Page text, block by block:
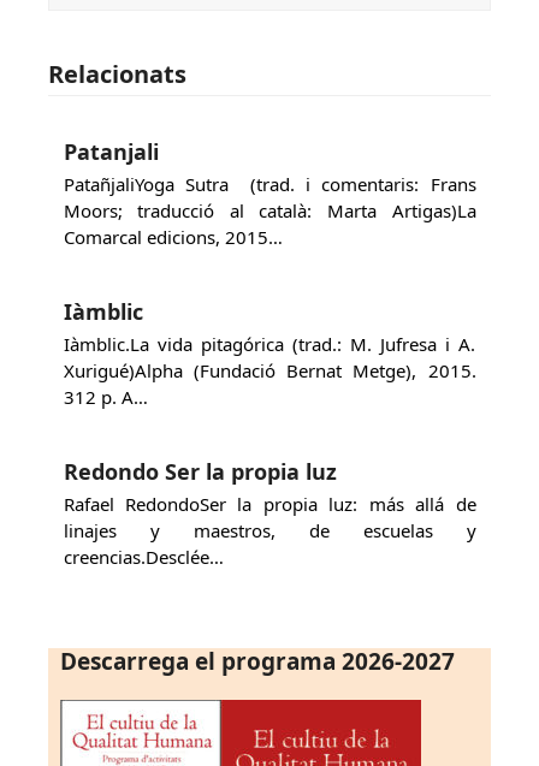
Relacionats
Patanjali
PatañjaliYoga Sutra (trad. i comentaris: Frans
Moors; traducció al català: Marta Artigas)La
Comarcal edicions, 2015…
Iàmblic
Iàmblic.La vida pitagórica (trad.: M. Jufresa i A.
Xurigué)Alpha (Fundació Bernat Metge), 2015.
312 p. A…
Redondo Ser la propia luz
Rafael RedondoSer la propia luz: más allá de
linajes y maestros, de escuelas y
creencias.Desclée…
Descarrega el programa 2026-2027